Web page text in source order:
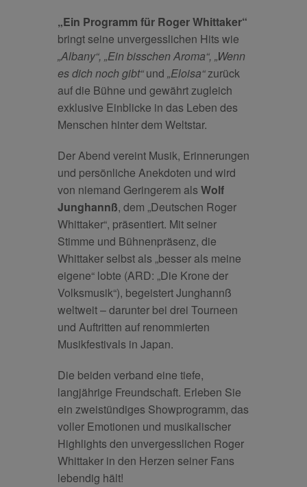
„Ein Programm für Roger Whittaker“
bringt seine unvergesslichen Hits wie
„Albany“, „Ein bisschen Aroma“, „Wenn
es dich noch gibt“und „Eloisa“zurück
auf die Bühne und gewährt zugleich
exklusive Einblicke in das Leben des
Menschen hinter dem Weltstar.
Der Abend vereint Musik, Erinnerungen
und persönliche Anekdoten und wird
von niemand Geringerem als Wolf
Junghannß, dem „Deutschen Roger
Whittaker“, präsentiert. Mit seiner
Stimme und Bühnenpräsenz, die
Whittaker selbst als „besser als meine
eigene“ lobte (ARD: „Die Krone der
Volksmusik“), begeistert Junghannß
weltweit – darunter bei drei Tourneen
und Auftritten auf renommierten
Musikfestivals in Japan.
Die beiden verband eine tiefe,
langjährige Freundschaft. Erleben Sie
ein zweistündiges Showprogramm, das
voller Emotionen und musikalischer
Highlights den unvergesslichen Roger
Whittaker in den Herzen seiner Fans
lebendig hält!